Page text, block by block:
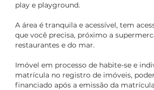
play e playground.
A área é tranquila e acessível, tem
que você precisa, próximo a
restaurantes e do mar.
Imóvel em processo de habite-se e
matrícula no registro de imóveis,
financiado após a emissão da